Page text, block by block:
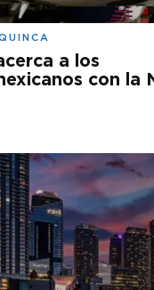
a los
con la